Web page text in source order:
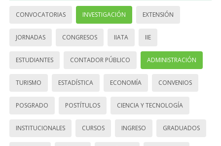
CONVOCATORIAS INVESTIGACIÓN EXTENSIÓN
JORNADAS CONGRESOS IIATA IIE
ESTUDIANTES CONTADOR PÚBLICO ADMINISTRACIÓN
TURISMO ESTADÍSTICA ECONOMÍA CONVENIOS
POSGRADO POSTÍTULOS CIENCIA Y TECNOLOGÍA
INSTITUCIONALES CURSOS INGRESO GRADUADOS